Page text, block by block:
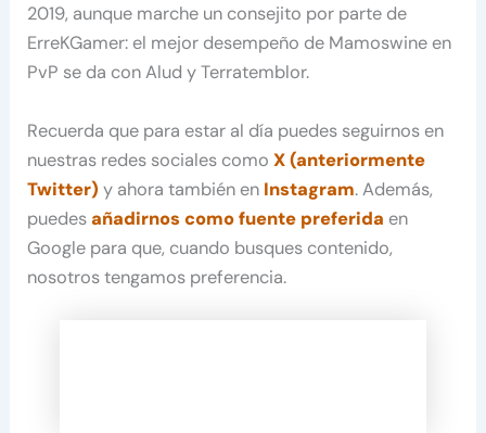
2019, aunque marche un consejito por parte de
ErreKGamer: el mejor desempeño de Mamoswine en
PvP se da con Alud y Terratemblor.
Recuerda que para estar al día puedes seguirnos en
nuestras redes sociales comoX (anteriormente
Twitter) y ahora también en Instagram. Además,
puedesañadirnos como fuente preferida en
Google para que, cuando busques contenido,
nosotros tengamos preferencia.